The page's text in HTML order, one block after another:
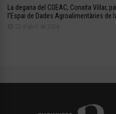
La degana del COEAC, Conxita Villar,
l’Espai de Dades Agroalimentàries de
22 d'abril de 2026